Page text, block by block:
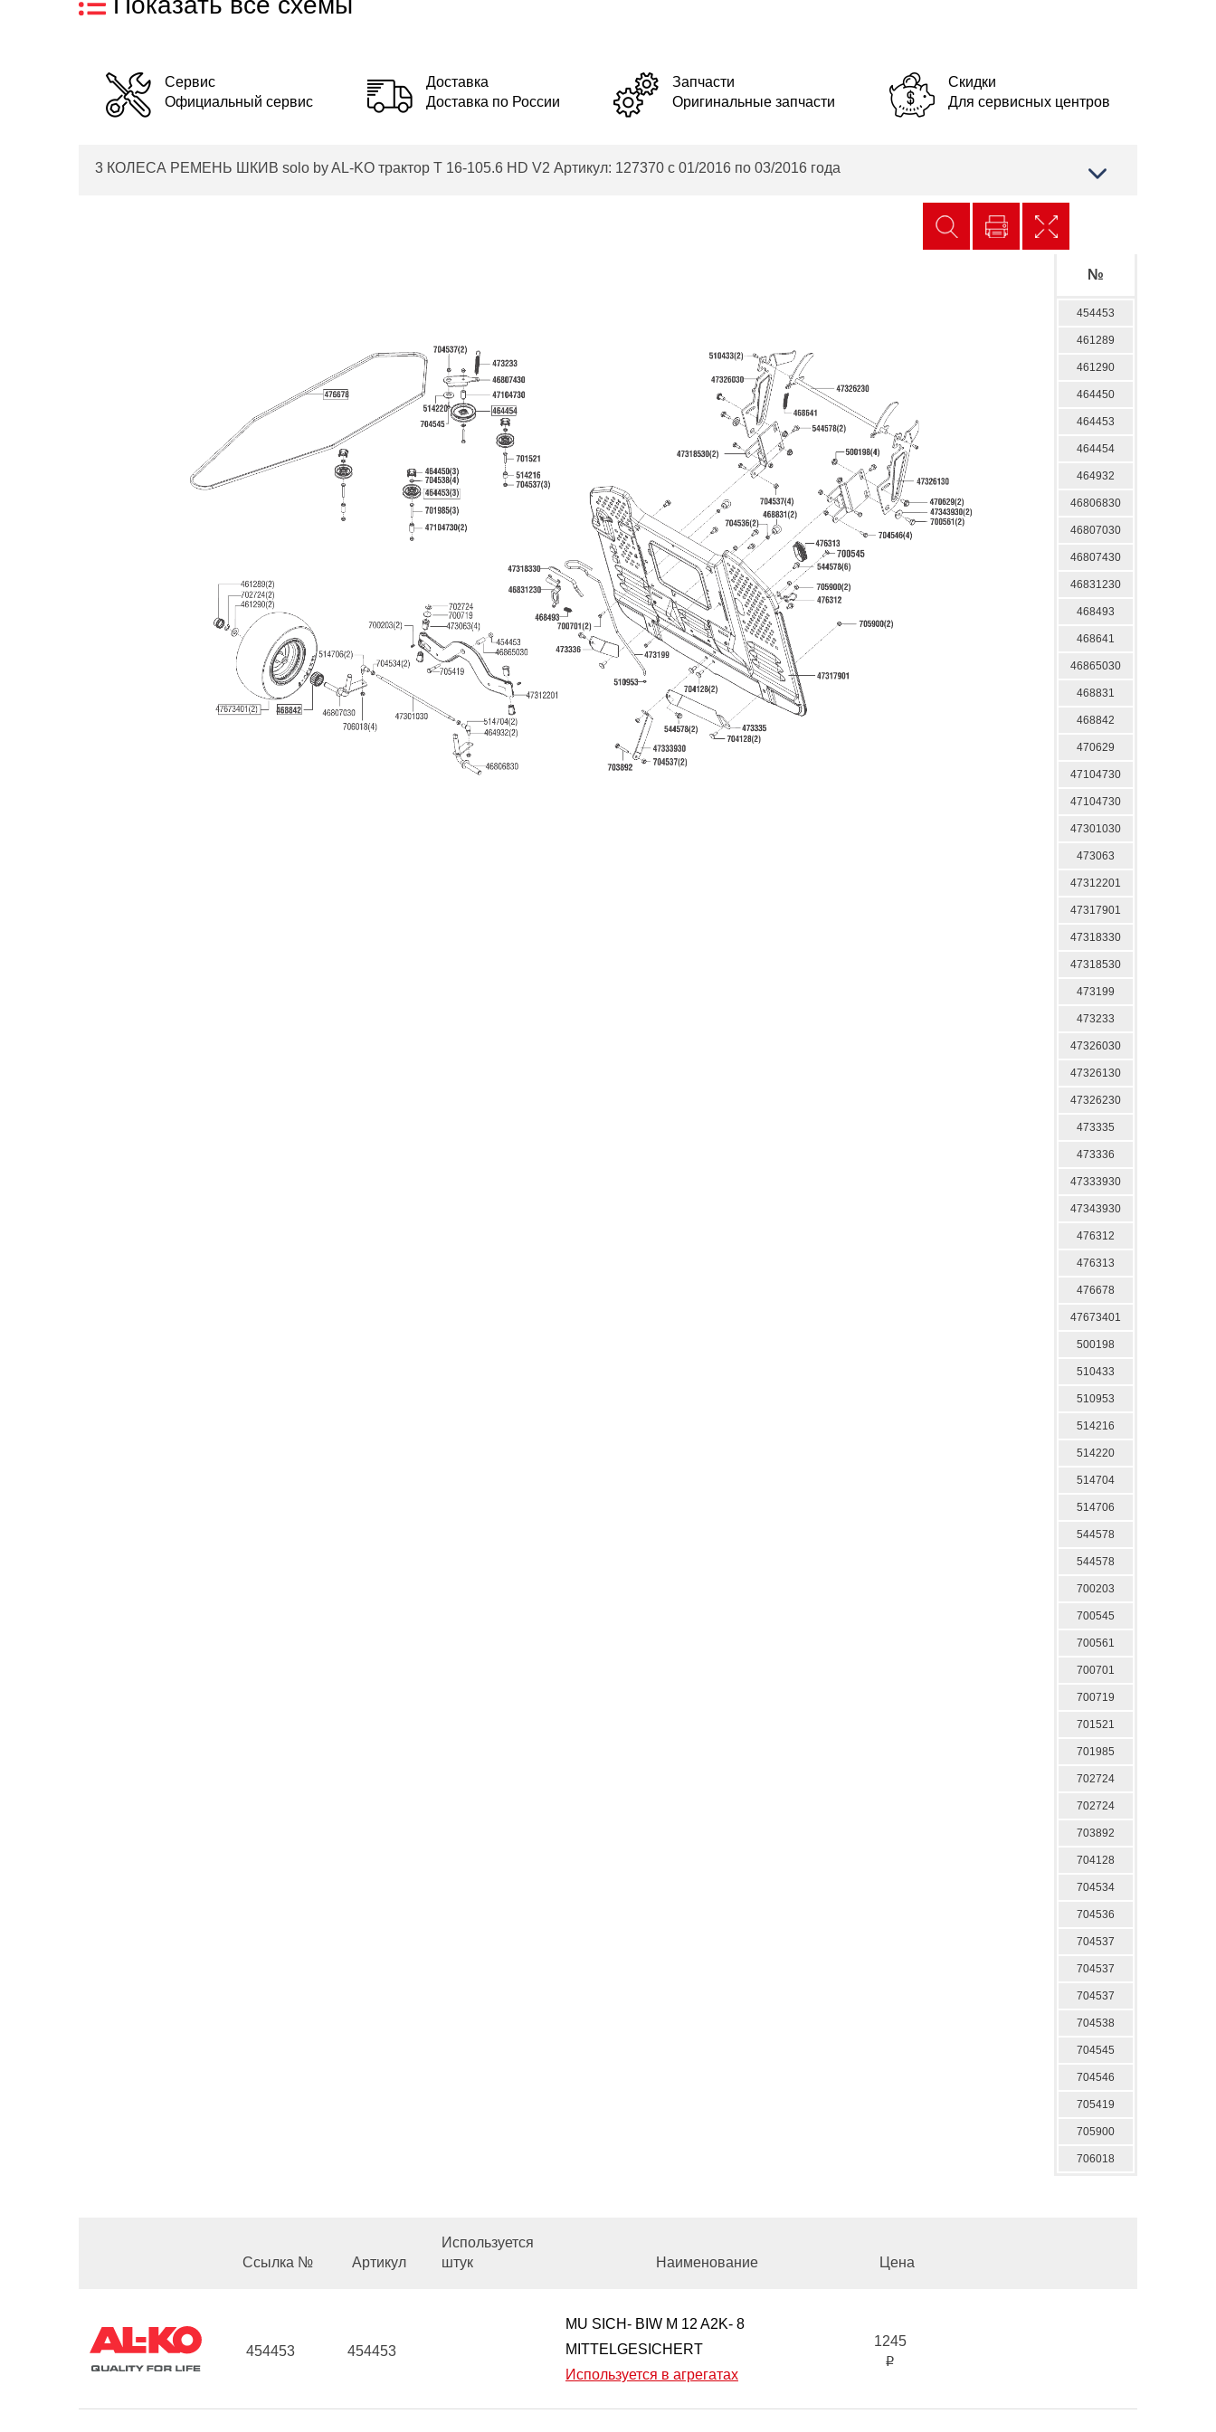
Сервис
Официальный сервис
Доставка
Доставка по России
Запчасти
Оригинальные запчасти
Скидки
Для сервисных центров
3 КОЛЕСА РЕМЕНЬ ШКИВ solo by AL-KO трактор T 16-105.6 HD V2 Артикул: 127370 с 01/2016 по 03/2016 года
№
454453
461289
461290
464450
464453
464454
464932
46806830
46807030
46807430
46831230
468493
468641
46865030
468831
468842
470629
47104730
47104730
47301030
473063
47312201
47317901
47318330
47318530
473199
473233
47326030
47326130
47326230
473335
473336
47333930
47343930
476312
476313
476678
47673401
500198
510433
510953
514216
514220
514704
514706
544578
544578
700203
700545
700561
700701
700719
701521
701985
702724
702724
703892
704128
704534
704536
704537
704537
704537
704538
704545
704546
705419
705900
706018
Ссылка № Артикул
Используется
штук
Наименование Цена
454453 454453
MU SICH- BIW M 12 A2K- 8
MITTELGESICHERT
Используется в агрегатах
1245
i